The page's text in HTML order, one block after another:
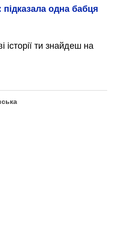
підказала одна бабця
історії ти знайдеш на